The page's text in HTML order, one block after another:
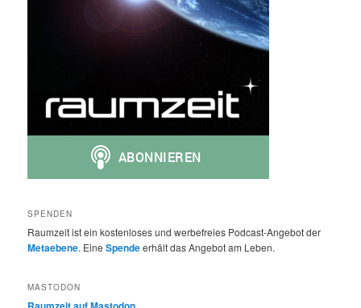
SPENDEN
Raumzeit ist ein kostenloses und werbefreies Podcast-Angebot der
Metaebene. EineSpendeerhält das Angebot am Leben.
MASTODON